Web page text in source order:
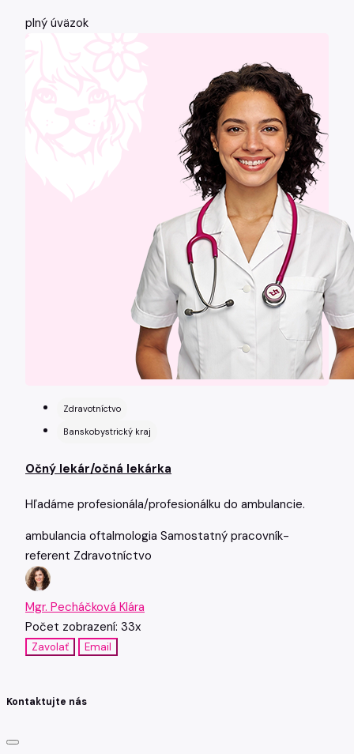
plný úväzok
Zdravotníctvo
Banskobystrický kraj
Očný lekár/očná lekárka
Hľadáme profesionála/profesionálku do ambulancie.
ambulancia oftalmologia Samostatný pracovník-
referent Zdravotníctvo
Mgr. Pecháčková Klára
Počet zobrazení: 33x
Zavolať Email
Kontaktujte nás